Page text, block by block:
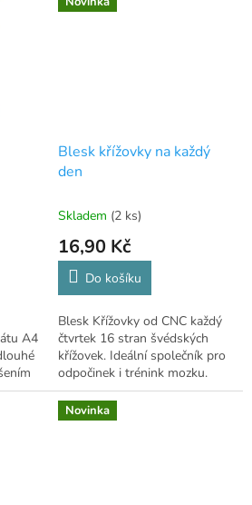
A4
Blesk křížovky na každý
den
Skladem (2 ks)
16,90 Kč
Do košíku
Blesk Křížovky od CNC každý
čtvrtek 16 stran švédských
křížovek. Ideální společník pro
odpočinek i trénink mozku.
Zábava pro všechny věkové
kategorie.
Novinka